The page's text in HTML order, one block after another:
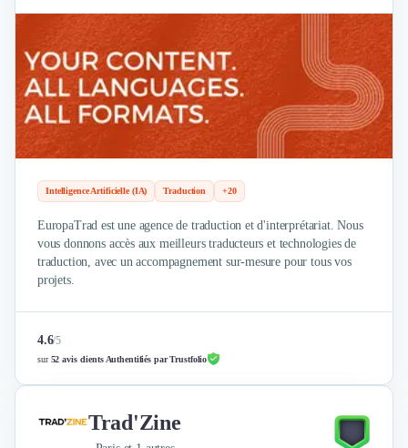
Product Management
Internet of Things (IoT)
Design Industriel
Packaging & Emballages
Support Client
Téléphonie & Télécommunication
Chatbot
BI, Analytics & Big Data
Recherche Utilisateur
Design Thinking
Stratégie Digitale
Création de Site Internet
Développement d'Application Mobile
Développement E-commerce
Direction Artistique
Logiciel E-Commerce
Intelligence Artificielle (IA) Traduction +20
EuropaTrad est une agence de traduction et d'interprétariat. Nous
vous donnons accès aux meilleurs traducteurs et technologies de
traduction, avec un accompagnement sur-mesure pour tous vos
projets.
4.6/5
sur52 avis clients Authentifiés par Trustfolio
Trad'Zine